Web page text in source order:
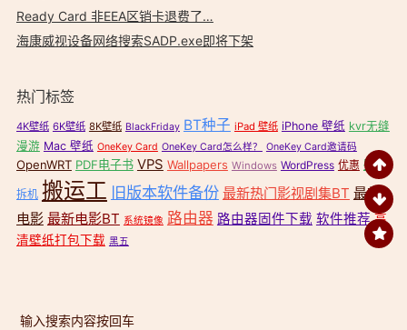
Ready Card 非EEA区销卡退费了…
海康威视设备网络搜索SADP.exe即将下架
热门标签
4K壁纸 6K壁纸 8K壁纸 BlackFriday BT种子 iPad 壁纸 iPhone 壁纸 kvr无缝
漫游 Mac 壁纸 OneKey Card OneKey Card怎么样？ OneKey Card邀请码
OpenWRT PDF电子书 VPS Wallpapers Windows WordPress 优惠 壁纸
拆机 搬运工 旧版本软件备份 最新热门影视剧集BT 最新
电影 最新电影BT 系统镜像 路由器 路由器固件下载 软件推荐 高
清壁纸打包下载 黑五